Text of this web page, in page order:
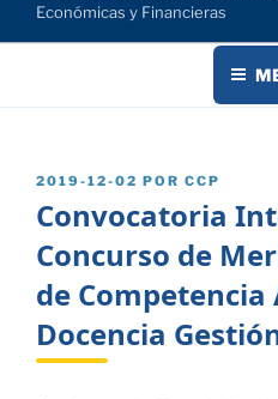
Económicas y Financieras
PUBLICADO
2019-12-02 POR CCP
Convocatoria
Concurso de
de
Docencia